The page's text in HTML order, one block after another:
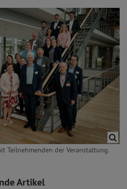
Teilnehmenden der Veranstaltung.
Artikel